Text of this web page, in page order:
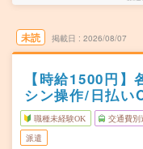
未読 掲載日 2026/08/07
【時給1500円
シン操作/日払い
職種未経験OK 交通費別
派遣